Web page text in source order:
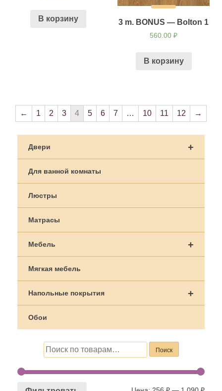
+
Двери
Для ванной комнаты
Люстры
Матрасы
+
Мебель
Мягкая мебель
+
Напольные покрытия
Обои
Искать: Поиск
В корзину 3 m. BONUS — Bolton 1
560.00₽
В корзину
← 1 2 3 4 5 6 7 … 10 11 12 →